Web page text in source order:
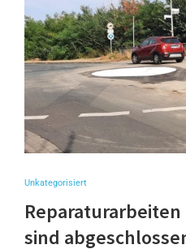
Unkategorisiert
Reparaturarbeiten
sind